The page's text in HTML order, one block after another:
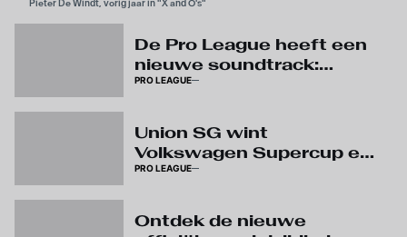
Pieter De Windt, vorig jaar in "X and O's"
De Pro League heeft een
nieuwe soundtrack:
beluister ‘The Reset’
PRO LEAGUE
Union SG wint
Volkswagen Supercup en
pakt eerste prijs van het
PRO LEAGUE
Ontdek de nieuwe